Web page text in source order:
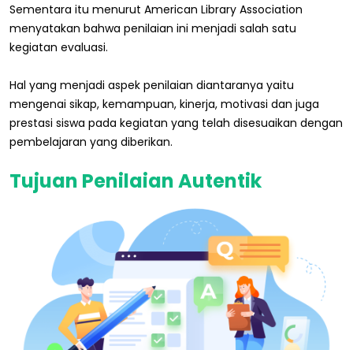
Sementara itu menurut American Library Association
menyatakan bahwa penilaian ini menjadi salah satu
kegiatan evaluasi.
Hal yang menjadi aspek penilaian diantaranya yaitu
mengenai sikap, kemampuan, kinerja, motivasi dan juga
prestasi siswa pada kegiatan yang telah disesuaikan dengan
pembelajaran yang diberikan.
Tujuan Penilaian Autentik